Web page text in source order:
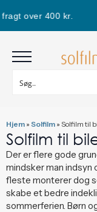
over 400 kr.
Hjem » Solfilm » Solfilm til
Solfilm til
Der er flere gode
mindsker man indsyn
fleste monterer dog
skabe et bedre
sommerferien. Børn